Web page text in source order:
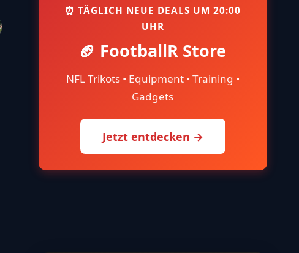
⏰ TÄGLICH NEUE DEALS UM 20:00
UHR
🏈 FootballR Store
NFL Trikots • Equipment • Training •
Gadgets
Jetzt entdecken →